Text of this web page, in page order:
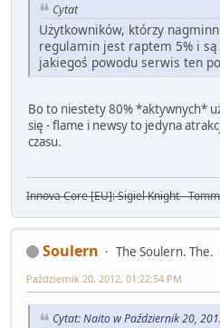
Cytat
Użytkowników, którzy
regulamin jest raptem 5% i
jakiegoś powodu serwis ten
Bo to niestety 80% *aktywnych*
się - flame i newsy to jedyna
czasu.
Innova Core [EU]: Sigiel Knight -
Soulern The Soulern. The.
Październik 20, 2012, 01:22:54 PM
Cytat: Naito w Październik 20,